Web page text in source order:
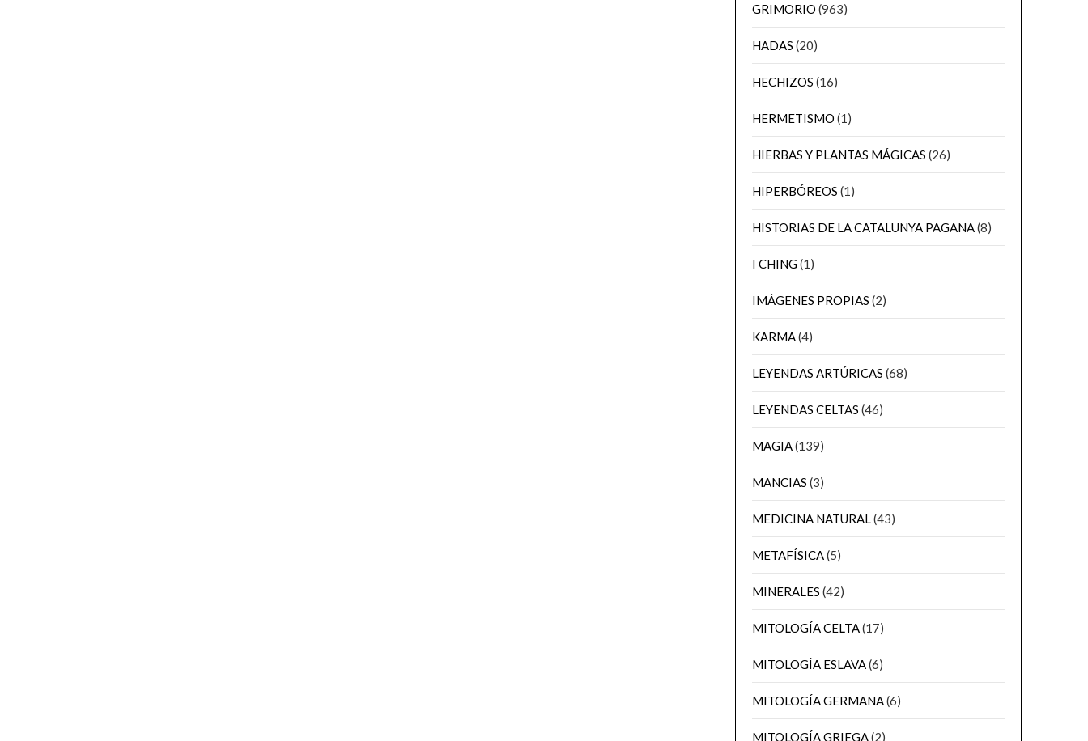
GRIMORIO (963)
HADAS (20)
HECHIZOS (16)
HERMETISMO (1)
HIERBAS Y PLANTAS MÁGICAS (26)
HIPERBÓREOS (1)
HISTORIAS DE LA CATALUNYA PAGANA(8)
I CHING(1)
IMÁGENES PROPIAS (2)
KARMA(4)
LEYENDAS ARTÚRICAS (68)
LEYENDAS CELTAS (46)
MAGIA(139)
MANCIAS (3)
MEDICINA NATURAL(43)
METAFÍSICA(5)
MINERALES (42)
MITOLOGÍA CELTA(17)
MITOLOGÍA ESLAVA(6)
MITOLOGÍA GERMANA(6)
MITOLOGÍA GRIEGA(2)